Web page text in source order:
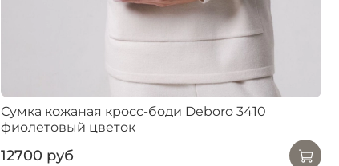
Сумка кожаная кросс-боди Deboro 3410
фиолетовый цветок
12700 руб